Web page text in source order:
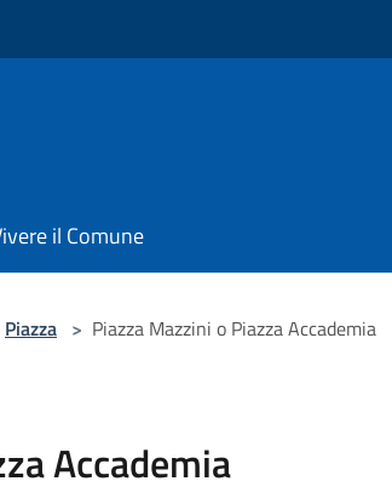
il Comune
Piazza > Piazza Mazzini o Piazza Accademia
Accademia